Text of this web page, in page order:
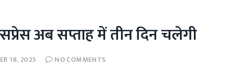
अब सप्ताह में तीन दिन चलेगी
18, 2025 NO COMMENTS